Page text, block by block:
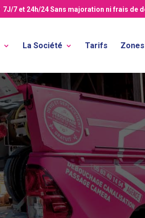
7J/7 et 24h/24Sans majoration ni frais de
La Société Tarifs